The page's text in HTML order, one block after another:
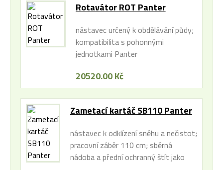
Rotavátor ROT Panter
nástavec určený k obdělávání půdy;
kompatibilita s pohonnými
jednotkami Panter
20520.00 Kč
Zametací kartáč SB110 Panter
nástavec k odklízení sněhu a nečistot;
pracovní záběr 110 cm; sběrná
nádoba a přední ochranný štít jako